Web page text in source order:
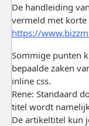
De handleiding
vermeld met
https://
Sommige punten
bepaalde zaken
inline css.
Rene: Standaard
titel wordt
De artikeltitel kun